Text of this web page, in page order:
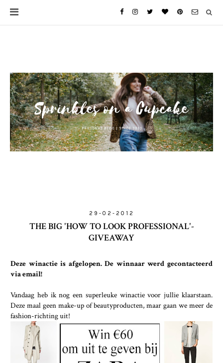
29-02-2012
THE BIG 'HOW TO LOOK PROFESSIONAL'-
GIVEAWAY
Deze winactie is afgelopen. De winnaar werd gecontacteerd
via email!
Vandaag heb ik nog een superleuke winactie voor jullie klaarstaan.
Deze maal geen make-up of beautyproducten, maar gaan we meer de
fashion-richting uit!